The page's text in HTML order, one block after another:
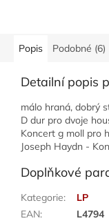
Popis Podobné (6)
Detailní popis
málo hraná, dobrý
D dur pro dvoje
Koncert g moll pro
Joseph Haydn -
Doplňkové
Kategorie:
LP
EAN:
L4794